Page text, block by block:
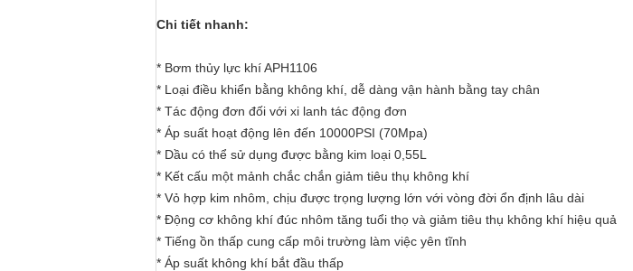
Chi tiết nhanh:
* Bơm thủy lực khí APH1106
* Loại điều khiển bằng không khí, dễ dàng vận hành bằng tay chân
* Tác động đơn đối với xi lanh tác động đơn
* Áp suất hoạt động lên đến 10000PSI (70Mpa)
* Dầu có thể sử dụng được bằng kim loại 0,55L
* Kết cấu một mảnh chắc chắn giảm tiêu thụ không khí
* Vỏ hợp kim nhôm, chịu được trọng lượng lớn với vòng đời ổn định lâu dài
* Động cơ không khí đúc nhôm tăng tuổi thọ và giảm tiêu thụ không khí hiệu quả
* Tiếng ồn thấp cung cấp môi trường làm việc yên tĩnh
* Áp suất không khí bắt đầu thấp